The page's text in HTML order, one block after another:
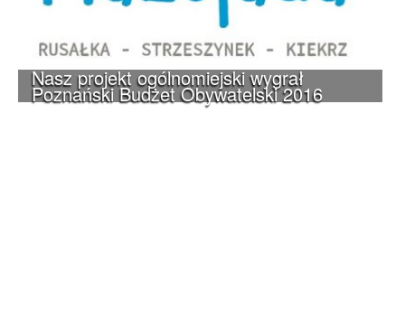
Nasz projekt ogólnomiejski wygrał
Poznański Budżet Obywatelski 2016